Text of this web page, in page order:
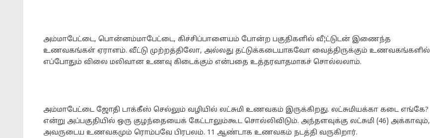
அம்மாபேட்டை, பொன்னம்மாபேட்டை, கிச்சிப்பாளையம் போன்ற பகுதிகளில் வீ¦ட்டுடன் இணைந்த
உணவகங்கள் ஏராளம். வீட்டு முற்றத்திலோ, அல்லது தட்டுக்கடையாகவோ வைத்திருக்கும் உணவகங்களில்
எப்போதும் விலை மலிவான உணவு கிடைக்கும் என்பதை உத்தரவாதமாகச் சொல்லலாம்.
அம்மாபேட்டை ஜோதி டாக்கீஸ் செல்லும் வழியில் லட்சுமி உணவகம் இருக்கிறது. லட்சுமியக்கா கடை எங்கே?
என்று அப்பகுதியில் ஒரு குழந்தையைக் கேட்டாலும்கூட சொல்லிவிடும். அந்தளவுக்கு லட்சுமி (46) அக்காவும்,
அவருடைய உணவகமும் ரொம்பவே பிரபலம். 11 ஆண்டாக உணவகம் நடத்தி வருகிறார்.